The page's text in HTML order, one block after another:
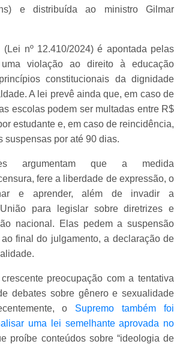
e distribuída ao ministro Gilmar
(Lei nº 12.410/2024) é apontada pelas
violação ao direito à educação
constitucionais da dignidade
A lei prevê ainda que, em caso de
escolas podem ser multadas entre R$
estudante e, em caso de reincidência,
suspensas por até 90 dias.
argumentam que a medida
fere a liberdade de expressão, o
e aprender, além de invadir a
para legislar sobre diretrizes e
nacional. Elas pedem a suspensão
final do julgamento, a declaração de
preocupação com a tentativa
debates sobre gênero e sexualidade
o Supremo também foi
uma lei semelhante aprovada no
proíbe conteúdos sobre “ideologia de